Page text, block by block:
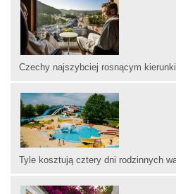
Czechy najszybciej rosnącym
Tyle kosztują cztery dni rodzinnych